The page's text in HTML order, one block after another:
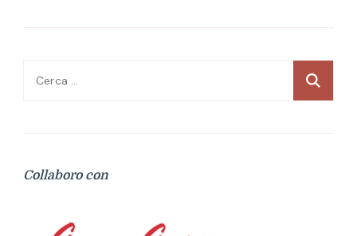
Ricerca
Collaboro con